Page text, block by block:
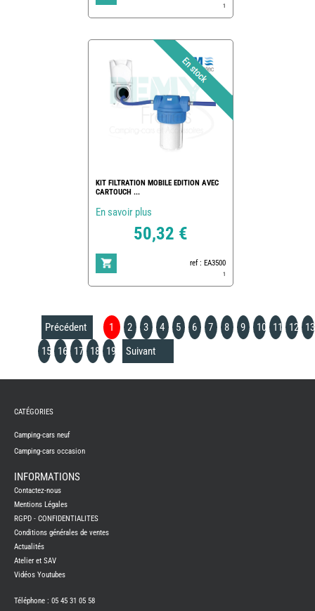
1
KIT FILTRATION MOBILE EDITION AVEC
CARTOUCH ...
En savoir plus
50,32 €
ref : EA3500
1
Précédent 1 2 3 4 5 6 7 8 9 10 11 12
13
15
16 17 18 19 Suivant
CAMPING-
NEUFS
CAMPING-
CAMPING-
BENIMAR
CAMPING-
CARADO
CAMPING-
ITINEO
CATÉGORIES
Camping-cars neuf
Camping-cars occasion
INFORMATIONS
Contactez-nous
Mentions Légales
RGPD - CONFIDENTIALITES
Conditions générales de ventes
Actualités
Atelier et SAV
Vidéos Youtubes
Téléphone : 05 45 31 05 58